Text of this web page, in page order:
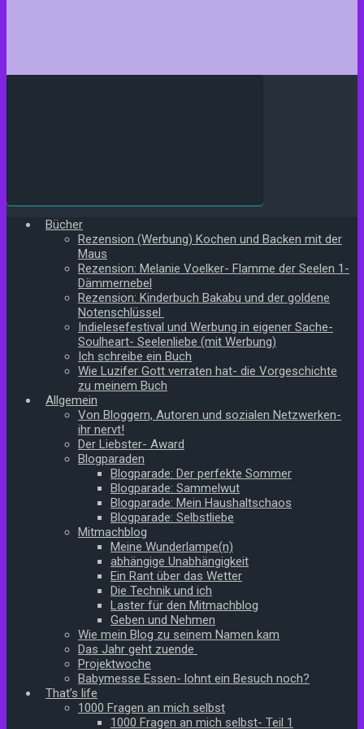
Bücher
Rezension (Werbung) Kochen und Backen mit der
Maus
Rezension: Melanie Voelker- Flamme der Seelen 1-
Dämmernebel
Rezension: Kinderbuch Bakabu und der goldene
Notenschlüssel
Indielesefestival und Werbung in eigener Sache-
Soulheart- Seelenliebe (mit Werbung)
Ich schreibe ein Buch
Wie Luzifer Gott verraten hat- die Vorgeschichte
zu meinem Buch
Allgemein
Von Bloggern, Autoren und sozialen Netzwerken-
ihr nervt!
Der Liebster- Award
Blogparaden
Blogparade: Der perfekte Sommer
Blogparade: Sammelwut
Blogparade: Mein Haushaltschaos
Blogparade: Selbstliebe
Mitmachblog
Meine Wunderlampe(n)
abhängige Unabhängigkeit
Ein Rant über das Wetter
Die Technik und ich
Laster für den Mitmachblog
Geben und Nehmen
Wie mein Blog zu seinem Namen kam
Das Jahr geht zuende
Projektwoche
Babymesse Essen- lohnt ein Besuch noch?
That’s life
1000 Fragen an mich selbst
1000 Fragen an mich selbst- Teil 1